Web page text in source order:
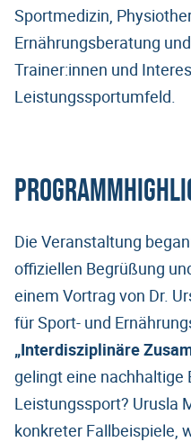
Sportmedizin,
Ernährungsberatung
Trainer:innen und
Leistungssportumfeld.
Die Veranstaltung
offiziellen Begrüßung
einem Vortrag von Dr.
für Sport- und
„Interdisziplinäre
gelingt eine nachhaltige
Leistungssport? Urusla
konkreter Fallbeispiele,